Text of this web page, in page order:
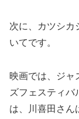
次に、カツシカ
いてです。
映画では、ジャ
ズフェスティバ
は、川喜田さん